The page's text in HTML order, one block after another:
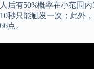
人后有50%概率在小范围
10秒只能触发一次；此外
66点。